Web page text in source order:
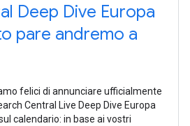
Deep Dive Europa
pare andremo a
felici di annunciare ufficialmente
Central Live Deep Dive Europa
calendario: in base ai vostri